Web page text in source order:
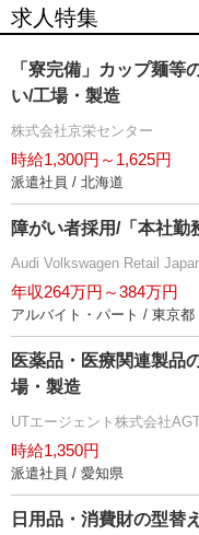
求人特集
「寮完備」カップ麺等
い/工場・製造
株式会社京栄センター
時給1,300円～1,625円
派遣社員 / 北海道
障がい者採用/「本社勤
Audi Volkswagen Retail
年収264万円～384万円
アルバイト・パート / 東京都
医薬品・医療関連製品
場・製造
UTエージェント株式会社
時給1,350円
派遣社員 / 愛知県
日用品・消費財の型替